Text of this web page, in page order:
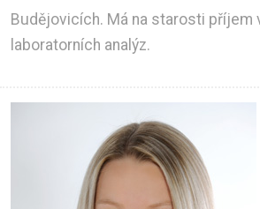
Budějovicích. Má na starosti příjem
laboratorních analýz.